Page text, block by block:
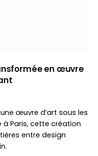
en œuvre
œuvre d’art sous les
à Paris, cette création
entre design